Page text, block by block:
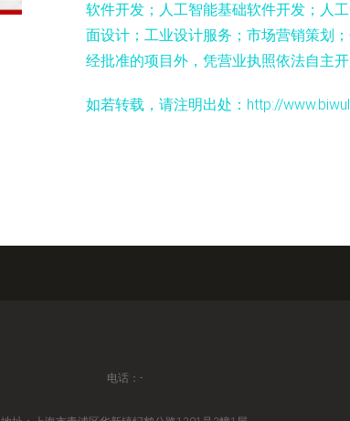
软件开发；人工智能基础软件开发；人
面设计；工业设计服务；市场营销策划
经批准的项目外，凭营业执照依法自主开
如若转载，请注明出处：http://
电话：-